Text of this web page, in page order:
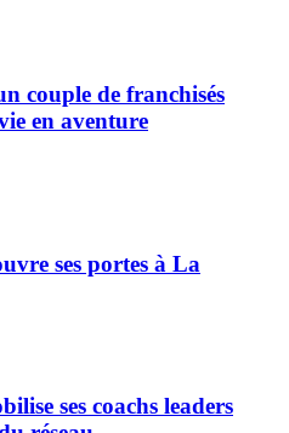
couple de franchisés
en aventure
ses portes à La
ses coachs leaders